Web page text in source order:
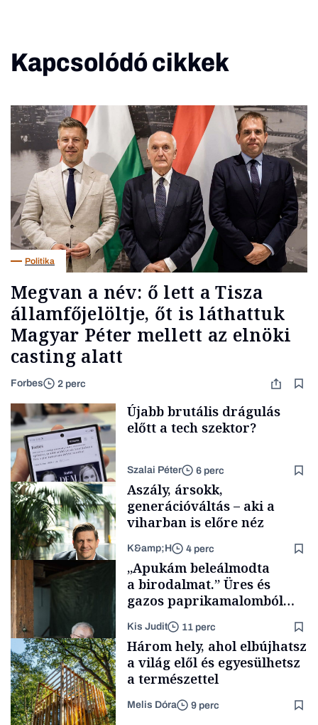
Kapcsolódó cikkek
Politika
Megvan a név: ő lett a Tisza
államfőjelöltje, őt is láthattuk
Magyar Péter mellett az elnöki
casting alatt
Forbes 2 perc
Tech
Újabb brutális drágulás
előtt a tech szektor?
Szalai Péter 6 perc
TÁMOGATÓI
TARTALOM
Aszály, ársokk,
generációváltás – aki a
viharban is előre néz
K&amp;H 4 perc
Családi
vállalkozások
„Apukám beleálmodta
a birodalmat.” Üres és
gazos paprikamalomból
lett az igazi családi
fűszersztori
Kis Judit 11 perc
Három hely, ahol elbújhatsz
a világ elől és egyesülhetsz
a természettel
Melis Dóra 9 perc